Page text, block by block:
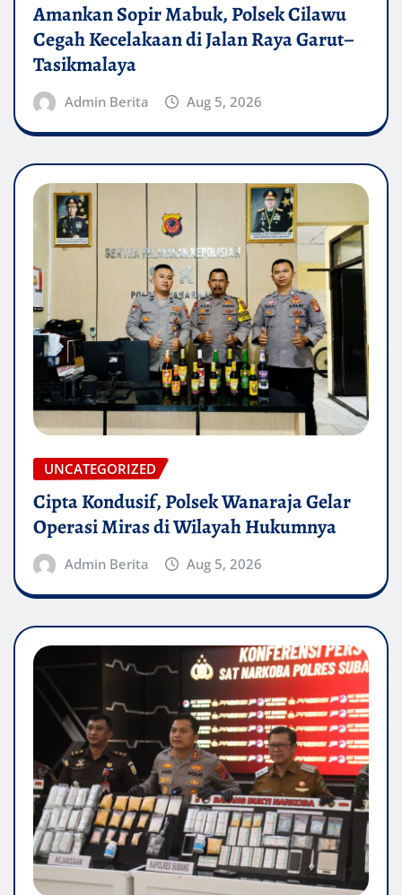
Amankan Sopir Mabuk, Polsek Cilawu
Cegah Kecelakaan di Jalan Raya Garut–
Tasikmalaya
Admin Berita Aug 5, 2026
UNCATEGORIZED
Cipta Kondusif, Polsek Wanaraja Gelar
Operasi Miras di Wilayah Hukumnya
Admin Berita Aug 5, 2026